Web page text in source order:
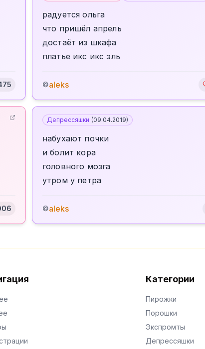
радуется ольга
что пришёл апрель
достаёт из шкафа
платье икс икс эль
©aleks
Депрессяшки (09.04.2019)
набухают почки
и болит кора
головного мозга
утром у петра
©aleks
Категории
Пирожки
Порошки
Экспромты
Депрессяшки